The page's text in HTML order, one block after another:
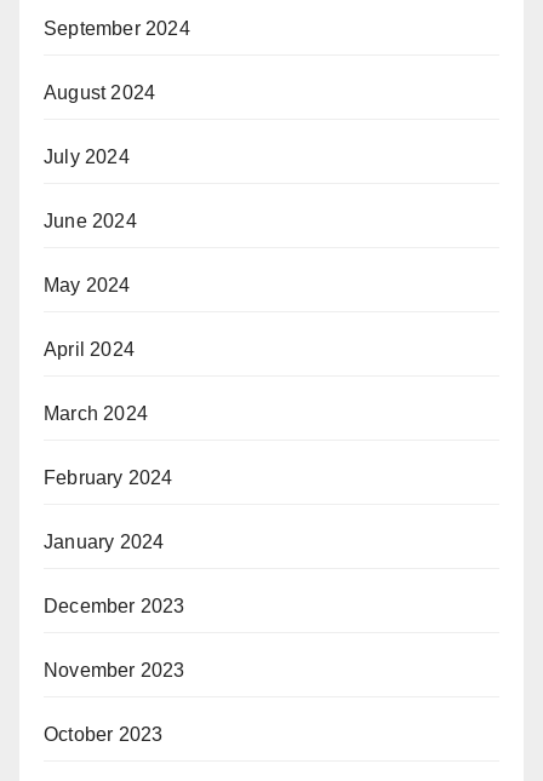
September 2024
August 2024
July 2024
June 2024
May 2024
April 2024
March 2024
February 2024
January 2024
December 2023
November 2023
October 2023